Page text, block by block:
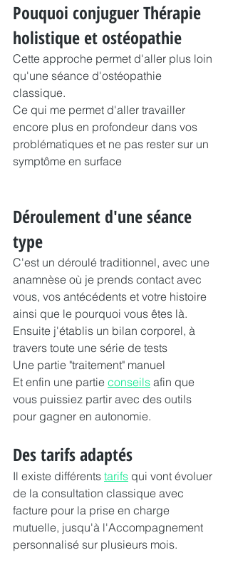
Pouquoi conjuguer Thérapie
holistique et ostéopathie
Cette approche permet d'aller plus loin
qu'une séance d'ostéopathie
classique.
Ce qui me permet d'aller travailler
encore plus en profondeur dans vos
problématiques et ne pas rester sur un
symptôme en surface
Déroulement d'une séance
type
C'est un déroulé traditionnel, avec une
anamnèse où je prends contact avec
vous, vos antécédents et votre histoire
ainsi que le pourquoi vous êtes là.
Ensuite j'établis un bilan corporel, à
travers toute une série de tests
Une partie "traitement" manuel
Et enfin une partie conseils afin que
vous puissiez partir avec des outils
pour gagner en autonomie.
Des tarifs adaptés
Il existe différents tarifs qui vont évoluer
de la consultation classique avec
facture pour la prise en charge
mutuelle, jusqu'à l'Accompagnement
personnalisé sur plusieurs mois.